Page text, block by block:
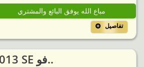
مباع الله يوفق البائع والمشتري
تفاصيل
2013 SE فو..